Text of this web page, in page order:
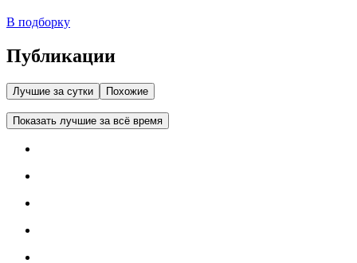
В подборку
Публикации
Лучшие за сутки Похожие
Показать лучшие за всё время